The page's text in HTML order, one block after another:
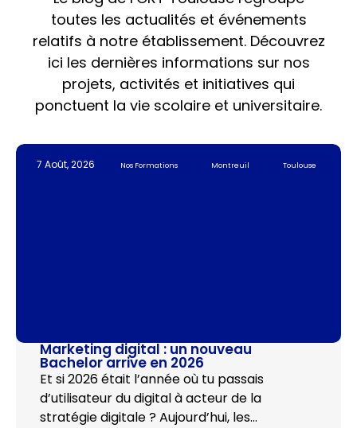
toutes les actualités et événements
relatifs à notre établissement. Découvrez
ici les dernières informations sur nos
projets, activités et initiatives qui
ponctuent la vie scolaire et universitaire.
7 Août, 2026 Nos Formations Montreuil Toulouse
Marketing digital : un nouveau
Bachelor arrive en 2026
Et si 2026 était l’année où tu passais
d’utilisateur du digital à acteur de la
stratégie digitale ? Aujourd’hui, les…